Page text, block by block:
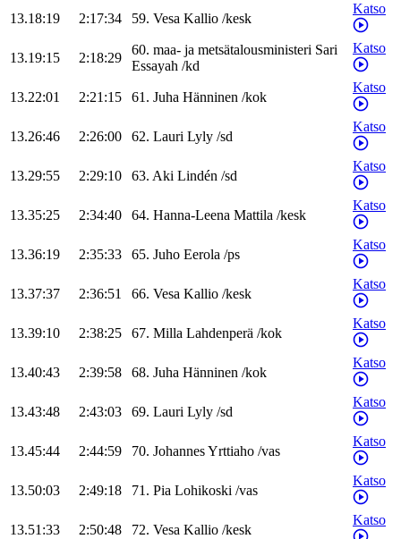
13.18:19 2:17:34 59. Vesa Kallio /kesk
Katso
13.19:15 2:18:29
60. maa- ja metsätalousministeri Sari
Essayah /kd
Katso
13.22:01 2:21:15 61. Juha Hänninen /kok
Katso
13.26:46 2:26:00 62. Lauri Lyly /sd
Katso
13.29:55 2:29:10 63. Aki Lindén /sd
Katso
13.35:25 2:34:40 64. Hanna-Leena Mattila /kesk
Katso
13.36:19 2:35:33 65. Juho Eerola /ps
Katso
13.37:37 2:36:51 66. Vesa Kallio /kesk
Katso
13.39:10 2:38:25 67. Milla Lahdenperä /kok
Katso
13.40:43 2:39:58 68. Juha Hänninen /kok
Katso
13.43:48 2:43:03 69. Lauri Lyly /sd
Katso
13.45:44 2:44:59 70. JohannesYrttiaho /vas
Katso
13.50:03 2:49:18 71. Pia Lohikoski /vas
Katso
13.51:33 2:50:48 72. Vesa Kallio /kesk
Katso